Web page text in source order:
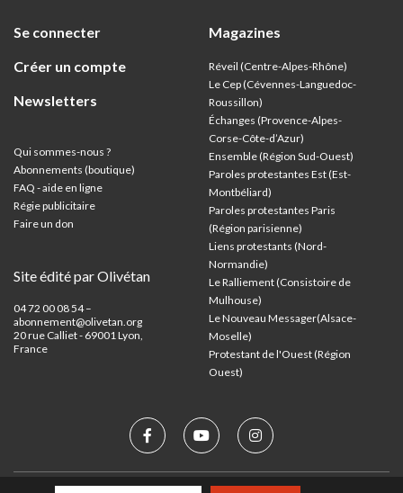
Se connecter
Créer un compte
Newsletters
Qui sommes-nous ?
Abonnements (boutique)
FAQ - aide en ligne
Régie publicitaire
Faire un don
Site édité par Olivétan
04 72 00 08 54 –
abonnement@olivetan.org
20 rue Calliet - 69001 Lyon,
France
Magazines
Réveil (Centre-Alpes-Rhône)
Le Cep (Cévennes-Languedoc-
Roussillon)
Échanges (Provence-Alpes-
Corse-Côte-d’Azur)
Ensemble (Région Sud-Ouest)
Paroles protestantes Est (Est-
Montbéliard)
Paroles protestantes Paris
(Région parisienne)
Liens protestants (Nord-
Normandie)
Le Ralliement (Consistoire de
Mulhouse)
Le Nouveau Messager(Alsace-
Moselle)
Protestant de l'Ouest (Région
Ouest)